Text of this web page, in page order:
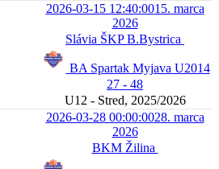
2026-03-15 12:40:0015. marca
2026
Slávia ŠKP B.Bystrica
BA Spartak Myjava U2014
27 - 48
U12 - Stred, 2025/2026
2026-03-28 00:00:0028. marca
2026
BKM Žilina